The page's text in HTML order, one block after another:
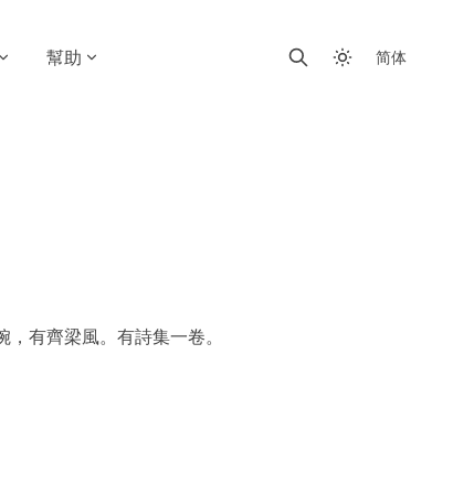
幫助 简体
有齊梁風。有詩集一卷。